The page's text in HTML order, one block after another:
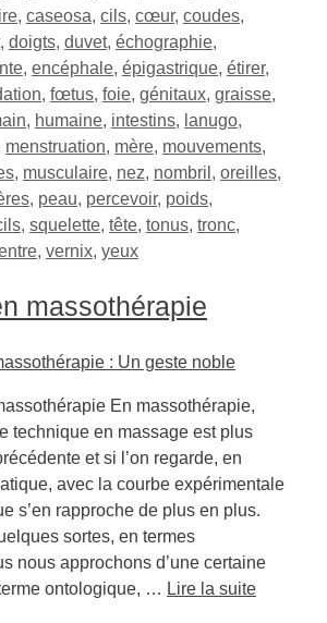
, caseosa, cils, cœur, coudes,
, doigts, duvet, échographie,
, encéphale, épigastrique, étirer,
, fœtus, foie, génitaux, graisse,
, humaine, intestins, lanugo,
menstruation, mère, mouvements,
, musculaire, nez, nombril , oreilles,
, peau, percevoir, poids,
, squelette, tête, tonus, tronc,
, vernix, yeux
massothérapie
En massothérapie,
technique en massage est plus
et si l’on regarde, en
avec la courbe expérimentale
s’en rapproche de plus en plus.
sortes, en termes
nous approchons d’une certaine
ontologique, … Lire la suite